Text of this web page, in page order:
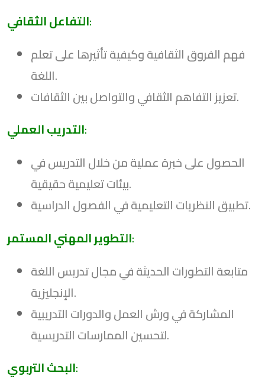
التفاعل الثقافي:
فهم الفروق الثقافية وكيفية تأثيرها على تعلم
اللغة.
تعزيز التفاهم الثقافي والتواصل بين الثقافات.
التدريب العملي:
الحصول على خبرة عملية من خلال التدريس في
بيئات تعليمية حقيقية.
تطبيق النظريات التعليمية في الفصول الدراسية.
التطوير المهني المستمر:
متابعة التطورات الحديثة في مجال تدريس اللغة
الإنجليزية.
المشاركة في ورش العمل والدورات التدريبية
لتحسين الممارسات التدريسية.
البحث التربوي: